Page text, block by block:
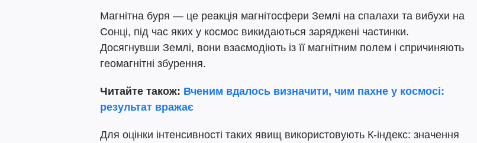
Магнітна буря — це реакція магнітосфери Землі на спалахи та вибухи на
Сонці, під час яких у космос викидаються заряджені частинки.
Досягнувши Землі, вони взаємодіють із її магнітним полем і спричиняють
геомагнітні збурення.
Читайте також: Вченим вдалось визначити, чим пахне у космосі:
результат вражає
Для оцінки інтенсивності таких явищ використовують К-індекс: значення